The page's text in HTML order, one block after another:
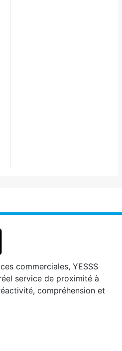
commerciales, YESSS
service de proximité à
compréhension et